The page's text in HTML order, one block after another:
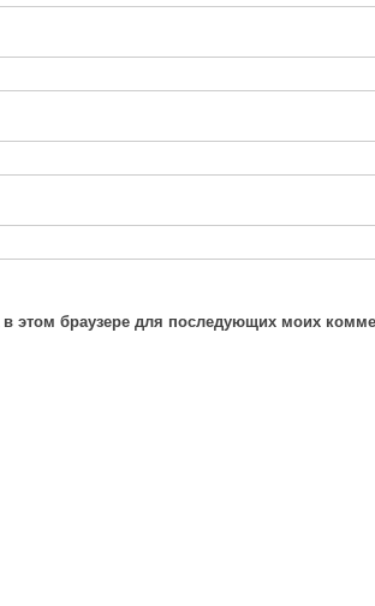
этом браузере для последующих моих